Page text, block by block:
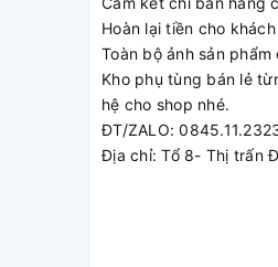
Hoàn lại tiền cho
Toàn bộ ảnh sản
Kho phụ tùng bán lẻ
hệ cho shop nhé.
ĐT/ZALO:
Địa chỉ: Tổ 8- Thị trấn